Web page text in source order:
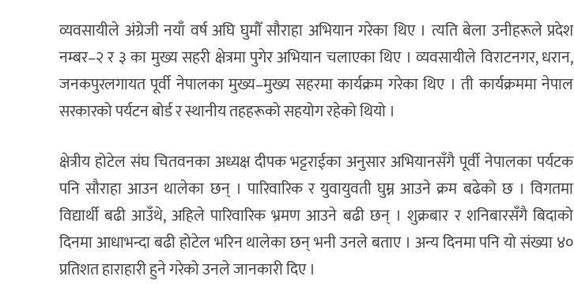
व्यवसायीले अंग्रेजी नयाँ वर्ष अघि घुमौँ सौराहा अभियान गरेका थिए । त्यति बेला उनीहरूले प्रदेश
नम्बर–२ र ३ का मुख्य सहरी क्षेत्रमा पुगेर अभियान चलाएका थिए । व्यवसायीले विराटनगर, धरान,
जनकपुरलगायत पूर्वी नेपालका मुख्य–मुख्य सहरमा कार्यक्रम गरेका थिए । ती कार्यक्रममा नेपाल
सरकारको पर्यटन बोर्ड र स्थानीय तहहरूको सहयोग रहेको थियो ।
क्षेत्रीय होटेल संघ चितवनका अध्यक्ष दीपक भट्टराईका अनुसार अभियानसँगै पूर्वी नेपालका पर्यटक
पनि सौराहा आउन थालेका छन् । पारिवारिक र युवायुवती घुम्न आउने क्रम बढेको छ । विगतमा
विद्यार्थी बढी आउँथे, अहिले पारिवारिक भ्रमण आउने बढी छन् । शुक्रबार र शनिबारसँगै बिदाको
दिनमा आधाभन्दा बढी होटेल भरिन थालेका छन् भनी उनले बताए । अन्य दिनमा पनि यो संख्या ४०
प्रतिशत हाराहारी हुने गरेको उनले जानकारी दिए ।